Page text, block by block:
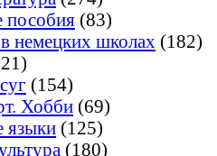
пособия (83)
немецких школах (182)
(154)
Хобби (69)
языки (125)
(180)